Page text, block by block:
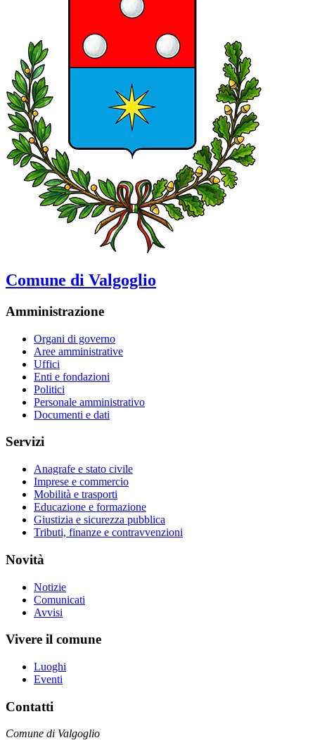
Comune di Valgoglio
Amministrazione
Organi di governo
Aree amministrative
Uffici
Enti e fondazioni
Politici
Personale amministrativo
Documenti e dati
Servizi
Anagrafe e stato civile
Imprese e commercio
Mobilità e trasporti
Educazione e formazione
Giustizia e sicurezza pubblica
Tributi, finanze e contravvenzioni
Novità
Notizie
Comunicati
Avvisi
Vivere il comune
Luoghi
Eventi
Contatti
Comune di Valgoglio